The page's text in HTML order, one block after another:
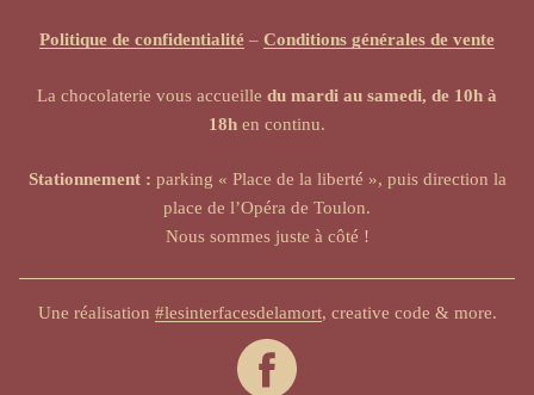
Politique de confidentialité – Conditions générales de vente
La chocolaterie vous accueille du mardi au samedi, de 10h à
18h en continu.
Stationnement : parking « Place de la liberté », puis direction la
place de l’Opéra de Toulon.
Nous sommes juste à côté !
Une réalisation #lesinterfacesdelamort, creative code & more.